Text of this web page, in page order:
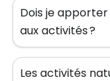
Dois je
aux activités ?
Les activités